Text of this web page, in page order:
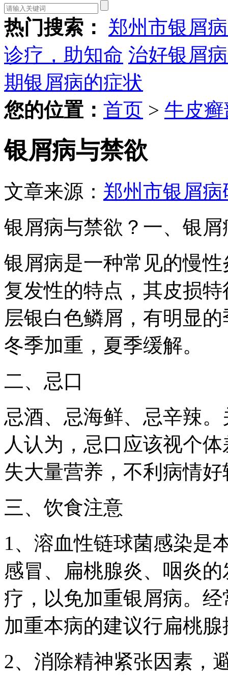
热门搜索：
郑州市银屑
诊疗，助知命 治好银屑
期银屑病的症状
您的位置： 首页 > 牛皮
银屑病与禁欲
文章来源： 郑州市银屑病
银屑病与禁欲？一、银屑
银屑病是一种常见的慢
复发性的特点，其皮损
层银白色鳞屑，有明显
冬季加重，夏季缓解。
二、忌口
忌酒、忌海鲜、忌辛辣
人认为，忌口应该视个
失大量营养，不利病情好
三、饮食注意
1、溶血性链球菌感染是
感冒、扁桃腺炎、咽炎
疗，以免加重银屑病。
加重本病的建议行扁桃
2、消除精神紧张因素，